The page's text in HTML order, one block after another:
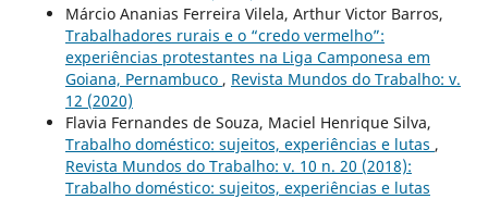
Márcio Ananias Ferreira Vilela, Arthur Victor Barros,
Trabalhadores rurais e o “credo vermelho”:
experiências protestantes na Liga Camponesa em
Goiana, Pernambuco , Revista Mundos do Trabalho: v.
12 (2020)
Flavia Fernandes de Souza, Maciel Henrique Silva,
Trabalho doméstico: sujeitos, experiências e lutas ,
Revista Mundos do Trabalho: v. 10 n. 20 (2018):
Trabalho doméstico: sujeitos, experiências e lutas